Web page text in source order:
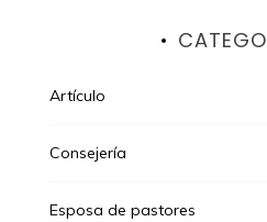
Artículo
Consejería
Esposa de pastores